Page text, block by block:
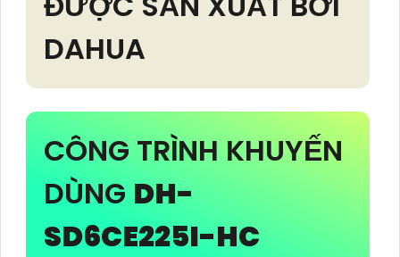
DAHUA
CÔNG TRÌNH KHUYẾN
DÙNG DH-
SD6CE225I-HC